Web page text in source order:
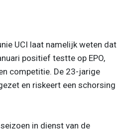
UCI laat namelijk weten dat
positief testte op EPO,
competitie. De 23-jarige
en riskeert een schorsing
in dienst van de